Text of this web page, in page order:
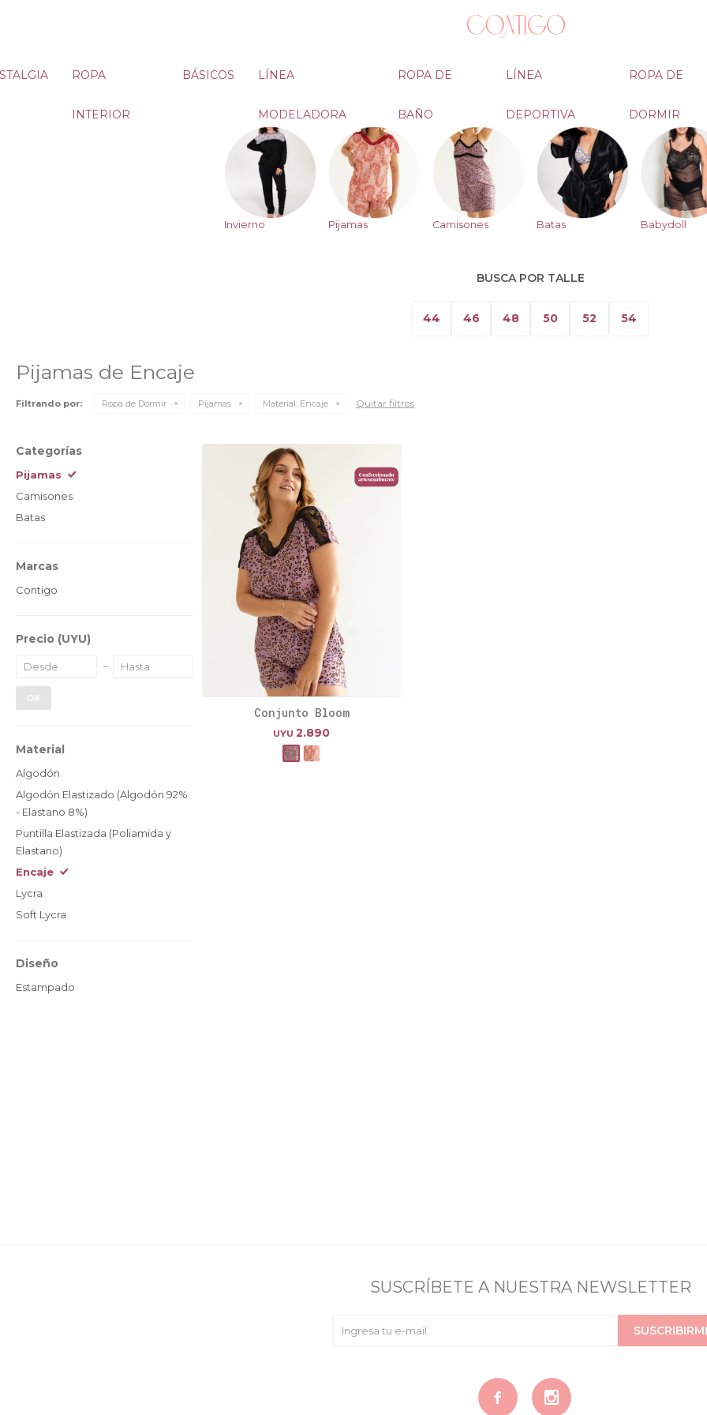
ROPA
INTERIOR
BÁSICOS LÍNEA
MODELADORA
ROPA DE
BAÑO
LÍNEA
DEPORTIVA
ROPA DE
DORMIR
Invierno Pijamas Camisones Batas Babydoll
BUSCA POR TALLE
44 46 48 50 52 54
Pijamas de Encaje
Filtrando por: Ropa de Dormir Pijamas Material: Encaje Quitar filtros
Conjunto Bloom
UYU 2.890
Categorías
Pijamas
Camisones
Batas
Marcas
Contigo
Precio (UYU)
OK
Material
Algodón
Algodón Elastizado (Algodón 92%
- Elastano 8%)
Puntilla Elastizada (Poliamida y
Elastano)
Encaje
Lycra
Soft Lycra
Diseño
Estampado
SUSCRÍBETE A NUESTRA NEWSLETTER
 